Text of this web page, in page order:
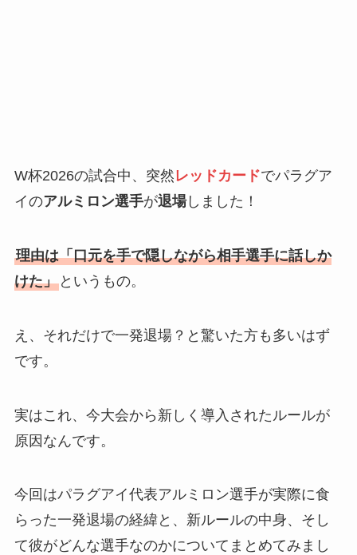
W杯2026の試合中、突然レッドカードでパラグア
イのアルミロン選手が退場しました！
理由は「口元を手で隠しながら相手選手に話しか
けた」というもの。
え、それだけで一発退場？と驚いた方も多いはず
です。
実はこれ、今大会から新しく導入されたルールが
原因なんです。
今回はパラグアイ代表アルミロン選手が実際に食
らった一発退場の経緯と、新ルールの中身、そし
て彼がどんな選手なのかについてまとめてみまし